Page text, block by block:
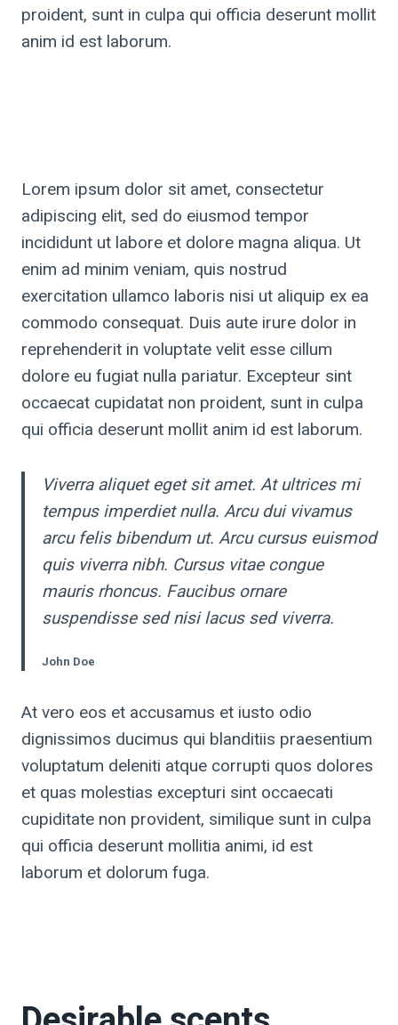
proident, sunt in culpa qui officia deserunt mollit
anim id est laborum.
Lorem ipsum dolor sit amet, consectetur
adipiscing elit, sed do eiusmod tempor
incididunt ut labore et dolore magna aliqua. Ut
enim ad minim veniam, quis nostrud
exercitation ullamco laboris nisi ut aliquip ex ea
commodo consequat. Duis aute irure dolor in
reprehenderit in voluptate velit esse cillum
dolore eu fugiat nulla pariatur. Excepteur sint
occaecat cupidatat non proident, sunt in culpa
qui officia deserunt mollit anim id est laborum.
Viverra aliquet eget sit amet. At ultrices mi
tempus imperdiet nulla. Arcu dui vivamus
arcu felis bibendum ut. Arcu cursus euismod
quis viverra nibh. Cursus vitae congue
mauris rhoncus. Faucibus ornare
suspendisse sed nisi lacus sed viverra.
John Doe
At vero eos et accusamus et iusto odio
dignissimos ducimus qui blanditiis praesentium
voluptatum deleniti atque corrupti quos dolores
et quas molestias excepturi sint occaecati
cupiditate non provident, similique sunt in culpa
qui officia deserunt mollitia animi, id est
laborum et dolorum fuga.